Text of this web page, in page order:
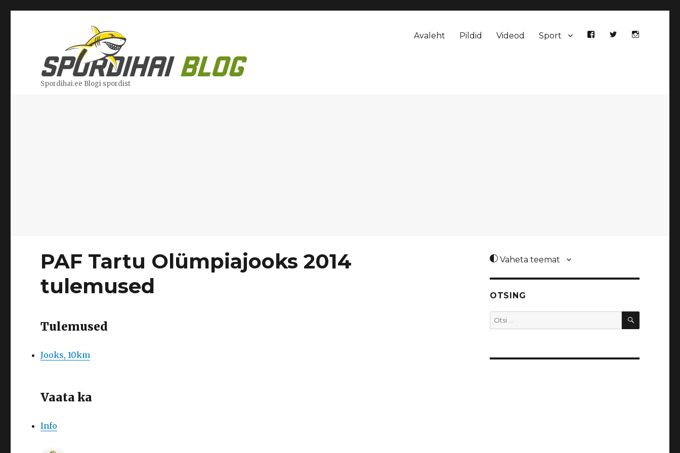
Spordihai.ee Blogi spordist
Avaleht Pildid Videod Sport
PAF Tartu Olümpiajooks 2014
tulemused
Tulemused
Jooks, 10km
Vaata ka
Info
Vaheta teemat
OTSING
Otsi: OTSI